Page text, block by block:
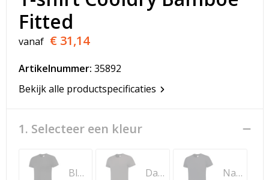
T-Shirts
Veiligheidsvesten en Veiligheidshesjes
Vesten
Werkkleding sets
Gehoorbescherming
Fitted
vanaf € 31,14
Artikelnummer: 35892
Bekijk alle productspecificaties
1. Selecteer een kleur
Black Dark Grey Navy